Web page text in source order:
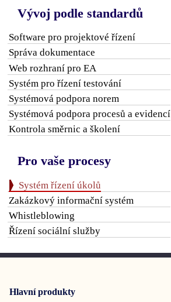
Vývoj podle standardů
Software pro projektové řízení
Správa dokumentace
Web rozhraní pro EA
Systém pro řízení testování
Systémová podpora norem
Systémová podpora procesů a evidencí
Kontrola směrnic a školení
Pro vaše procesy
Systém řízení úkolů
Zakázkový informační systém
Whistleblowing
Řízení sociální služby
Hlavní produkty